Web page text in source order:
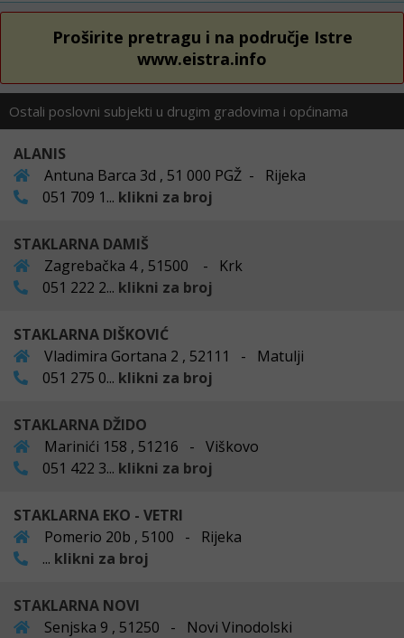
Proširite pretragu i na područje Istre
www.eistra.info
Ostali poslovni subjekti u drugim gradovima i općinama
ALANIS
Antuna Barca 3d , 51 000 PGŽ - Rijeka
051 709 1... klikni za broj
STAKLARNA DAMIŠ
Zagrebačka 4 , 51500 - Krk
051 222 2... klikni za broj
STAKLARNA DIŠKOVIĆ
Vladimira Gortana 2 , 52111 - Matulji
051 275 0... klikni za broj
STAKLARNA DŽIDO
Marinići 158 , 51216 - Viškovo
051 422 3... klikni za broj
STAKLARNA EKO - VETRI
Pomerio 20b , 5100 - Rijeka
... klikni za broj
STAKLARNA NOVI
Senjska 9 , 51250 - Novi Vinodolski